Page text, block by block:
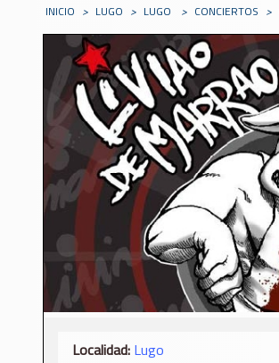
INICIO > LUGO > LUGO > CONCIERTOS >
Localidad: Lugo